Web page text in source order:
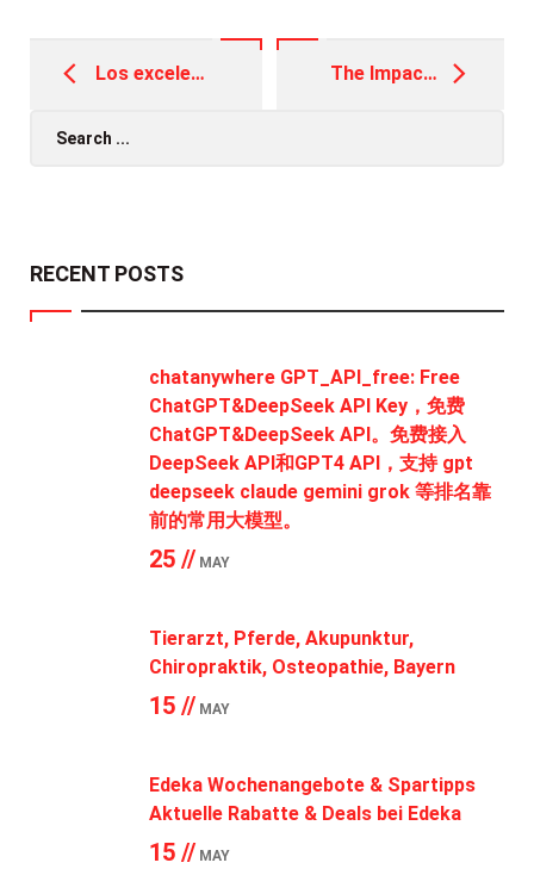
navigation
Los excelentes préstamos personales carente domiciliación microcreditos rapidos sin nomina sobre nómina The Impact of Artificial Intelligence on Casino Operations
RECENT POSTS
chatanywhere GPT_API_free: Free
ChatGPT&DeepSeek API Key，免费
ChatGPT&DeepSeek API。免费接入
DeepSeek API和GPT4 API，支持 gpt
deepseek claude gemini grok 等排名靠
前的常用大模型。
25 // MAY
Tierarzt, Pferde, Akupunktur,
Chiropraktik, Osteopathie, Bayern
15 // MAY
Edeka Wochenangebote & Spartipps
Aktuelle Rabatte & Deals bei Edeka
15 // MAY